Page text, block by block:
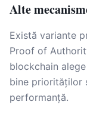
Alte
Există variante
Proof of
blockchain
bine priorităților
performanță.